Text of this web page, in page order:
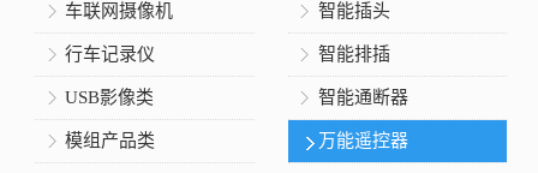
车联网摄像机
行车记录仪
USB影像类
模组产品类
智能插头
智能排插
智能通断器
万能遥控器